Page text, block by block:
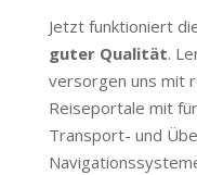
Jetzt funktioniert
guter Qualität.
versorgen uns mit
Reiseportale mit
Transport- und